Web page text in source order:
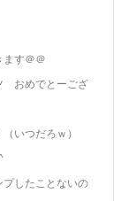
す＠＠
おめでとーござ
いつだろｗ）
したことないの